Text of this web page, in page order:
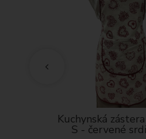
Kuchynská
S - červené